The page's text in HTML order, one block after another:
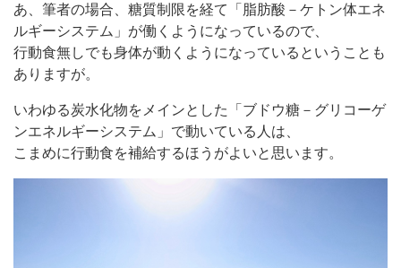
あ、筆者の場合、糖質制限を経て「脂肪酸－ケトン体エネ
ルギーシステム」が働くようになっているので、
行動食無しでも身体が動くようになっているということも
ありますが。
いわゆる炭水化物をメインとした「ブドウ糖－グリコーゲ
ンエネルギーシステム」で動いている人は、
こまめに行動食を補給するほうがよいと思います。